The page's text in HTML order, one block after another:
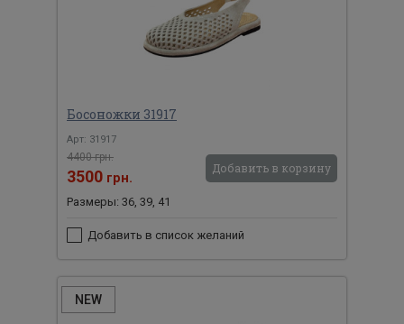
Босоножки 31917
Арт: 31917
4400 грн.
3500 грн.
Добавить в корзину
Размеры: 36, 39, 41
Добавить в список желаний
NEW